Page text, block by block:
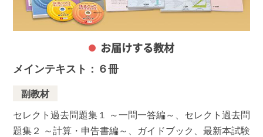
お届けする教材
メインテキスト：６冊
副教材
セレクト過去問題集１ ～一問一答編～、セレクト過去問
題集２ ～計算・申告書編～、ガイドブック、最新本試験